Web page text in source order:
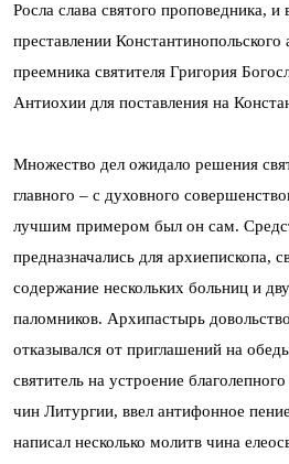
Росла слава святого проповедника, и
преставлении
преемника святителя Григория
Антиохии для поставления на
Множество дел ожидало решения
главного – с духовного
лучшим примером был он сам.
предназначались для архиепископа,
содержание нескольких больниц и
паломников. Архипастырь
отказывался от приглашений на
святитель на устроение
чин Литургии, ввел антифонное
написал несколько молитв чина